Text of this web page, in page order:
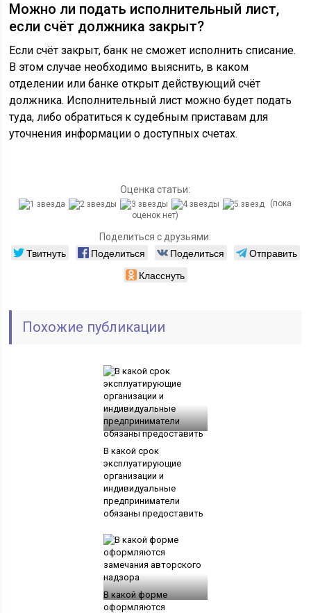
Можно ли подать исполнительный лист,
если счёт должника закрыт?
Если счёт закрыт, банк не сможет исполнить списание.
В этом случае необходимо выяснить, в каком
отделении или банке открыт действующий счёт
должника. Исполнительный лист можно будет подать
туда, либо обратиться к судебным приставам для
уточнения информации о доступных счетах.
Оценка статьи:
(пока
оценок нет)
Поделиться с друзьями:
Твитнуть Поделиться Поделиться
Отправить
Класснуть
Похожие публикации
В какой срок
эксплуатирующие
организации и
индивидуальные
предприниматели
обязаны предоставить
В какой форме
оформляются